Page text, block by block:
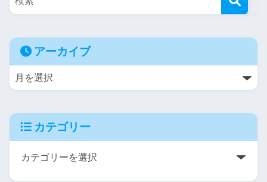
アーカイブ
カテゴリー